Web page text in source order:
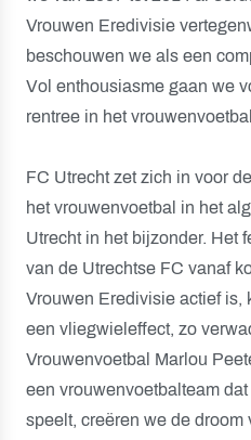
Vrouwen Eredivisie
beschouwen we als een
Vol enthousiasme gaan we
rentree in het
FC Utrecht zet zich in voor
het vrouwenvoetbal in het
Utrecht in het bijzonder. Het
van de Utrechtse FC vanaf
Vrouwen Eredivisie actief is,
een vliegwieleffect, zo
Vrouwenvoetbal Marlou
een vrouwenvoetbalteam
speelt, creëren we de droom